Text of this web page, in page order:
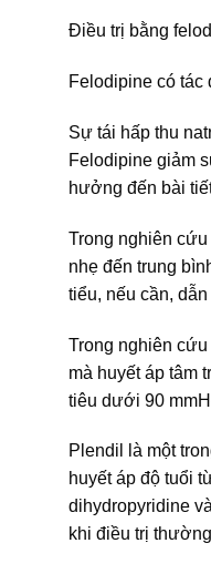
Điều trị bằng
Felodipine có tác
Sự tái hấp thu
Felodipine giảm
hưởng đến bài
Trong nghiên
nhẹ đến trung
tiểu, nếu cần,
Trong nghiên
mà huyết áp tâm
tiêu dưới 90
Plendil là một
huyết áp độ tuổi
dihydropyridine
khi điều trị